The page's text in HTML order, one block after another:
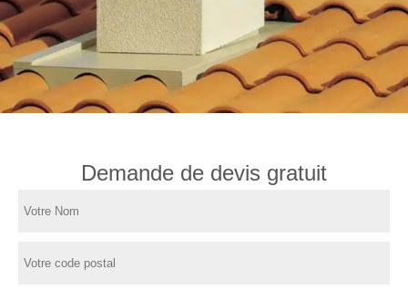
Demande de devis gratuit